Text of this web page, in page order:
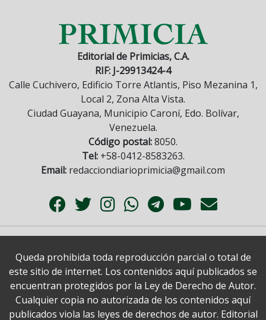
Editorial de Primicias, C.A.
RIF: J-29913424-4
Calle Cuchivero, Edificio Torre Atlantis, Piso Mezanina 1,
Local 2, Zona Alta Vista.
Ciudad Guayana, Municipio Caroní, Edo. Bolívar,
Venezuela.
Código postal:8050.
Tel:+58-0412-8583263.
Email: redacciondiarioprimicia@gmail.com
Queda prohibida toda reproducción parcial o total de
este sitio de internet. Los contenidos aquí publicados se
encuentran protegidos por la Ley de Derecho de Autor.
Cualquier copia no autorizada de los contenidos aquí
publicados viola las leyes de derechos de autor. Editorial